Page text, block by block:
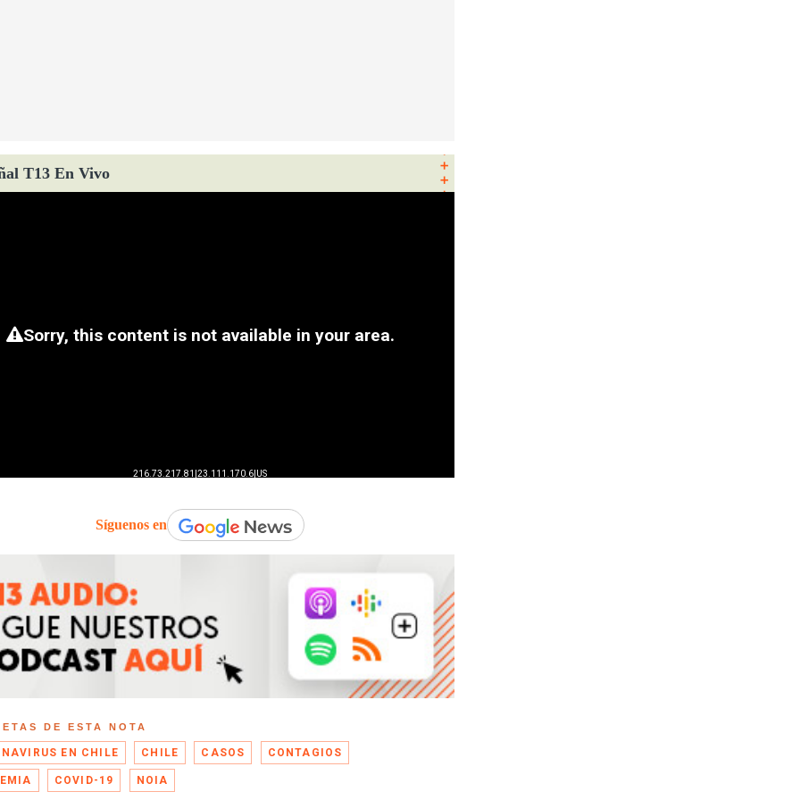
T13 En Vivo
Síguenos en
DE ESTA NOTA
EN CHILE CHILE CASOS CONTAGIOS
COVID-19 NOIA